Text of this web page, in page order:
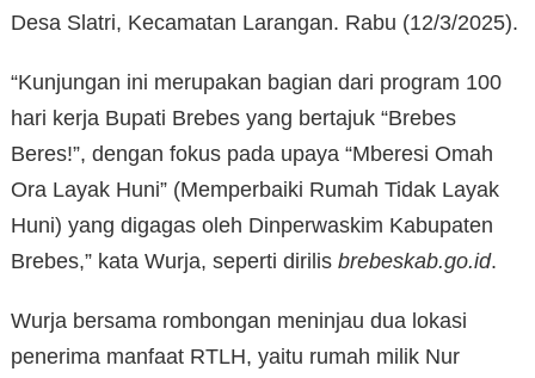
Desa Slatri, Kecamatan Larangan. Rabu (12/3/2025).
“Kunjungan ini merupakan bagian dari program 100
hari kerja Bupati Brebes yang bertajuk “Brebes
Beres!”, dengan fokus pada upaya “Mberesi Omah
Ora Layak Huni” (Memperbaiki Rumah Tidak Layak
Huni) yang digagas oleh Dinperwaskim Kabupaten
Brebes,” kata Wurja, seperti dirilis brebeskab.go.id.
Wurja bersama rombongan meninjau dua lokasi
penerima manfaat RTLH, yaitu rumah milik Nur